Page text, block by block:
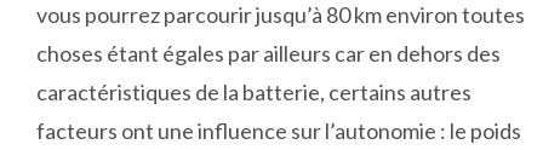
vous pourrez parcourir jusqu’à 80 km environ toutes
choses étant égales par ailleurs car en dehors des
caractéristiques de la batterie, certains autres
facteurs ont une influence sur l’autonomie : le poids